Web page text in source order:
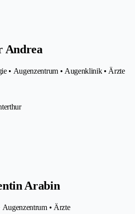
Andrea
• Augenzentrum • Augenklinik • Ärzte
Arabin
• Ärzte